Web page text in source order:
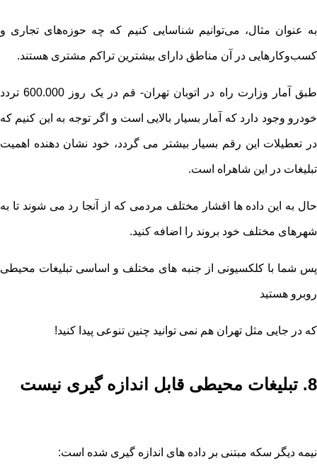
به عنوان مثال، می‌توانیم شناسایی کنیم که چه حوزه‌های تجاری و
کسب‌وکارهایی در آن مناطق دارای بیشترین تراکم مشتری هستند.
طبق آمار وزارت راه در اتوبان تهران- قم در یک روز 600.000 تردد
خودرو وجود دارد که آمار بسیار بالایی است و اگر توجه به این کنیم که
در تعطیلات این رقم بسیار بیشتر می گردد، خود نشان دهنده اهمیت
تبلیغات در این شاهراه است.
حال به این داده ها اقشار مختلف مردمی که از آنجا رد می شوند تا به
شهرهای مختلف خود بروند را اضافه کنید.
پس شما با کلکسیونی از جنبه های مختلف و اساسی تبلیغات محیطی
روبرو هستید
که در جایی مثل تهران هم نمی توانید چنین تنوعی پیدا کنید!
8. تبلیغات محیطی قابل اندازه گیری نیست
نیمه دیگر سکه مبتنی بر داده های اندازه گیری شده است: